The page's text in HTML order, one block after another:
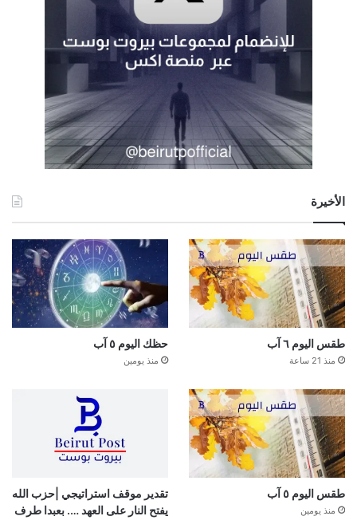
الأخيرة
طقس اليوم ٦ آب
منذ 21 ساعة
حظك اليوم ٥ آب
منذ يومين
طقس اليوم ٥ آب
منذ يومين
تقدير موقف استراتيجي |حزب الله
يفتح النار على العهد …. بعبدا طرف